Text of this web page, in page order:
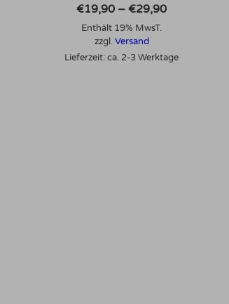
Bewertet
mit
4.71
von 5
€19,90 –€29,90Preisspanne:
Enthält 19% MwsT.
zzgl.Versand
Lieferzeit: ca. 2-3 Werktage